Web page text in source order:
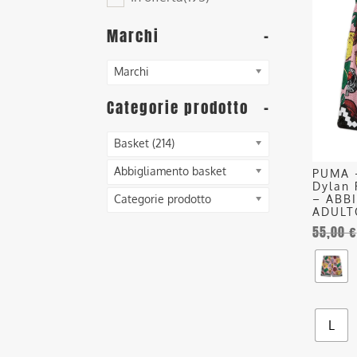
Marchi -
Marchi
Categorie prodotto -
Basket (214)
Abbigliamento basket
Categorie prodotto
PUMA
Dylan
–
55,00€
L
opzioni
essere
pagina
del